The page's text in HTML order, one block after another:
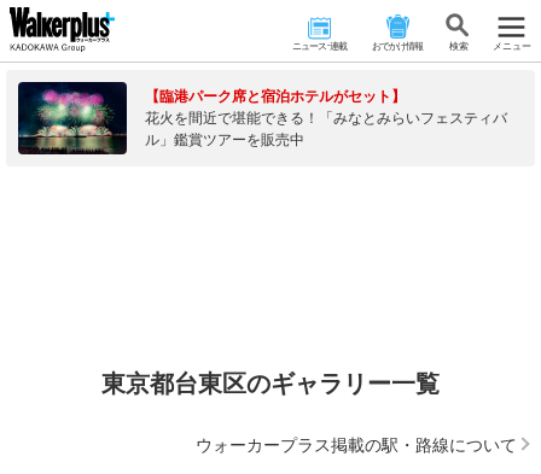
ニュース･連載 おでかけ情報 検 索 メニュー
【臨港パーク席と宿泊ホテルがセット】
花火を間近で堪能できる！「みなとみらいフェスティバ
ル」鑑賞ツアーを販売中
東京都台東区のギャラリー一覧
ウォーカープラス掲載の駅・路線について